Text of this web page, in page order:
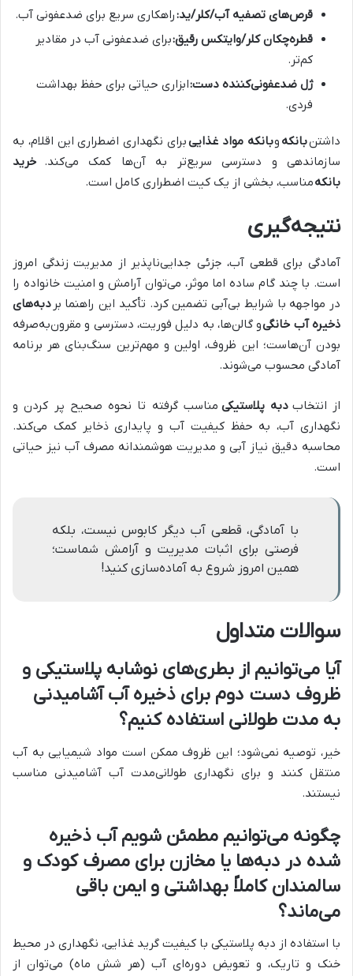
قرص‌های تصفیه آب/کلر/ید:راهکاری سریع برای ضدعفونی آب.
قطره‌چکان کلر/وایتکس رقیق:برای ضدعفونی آب در مقادیر
کم‌تر.
ژل ضدعفونی‌کننده دست:ابزاری حیاتی برای حفظ بهداشت
فردی.
داشتنبانکه وبانکه مواد غذاییبرای نگهداری اضطراری این اقلام، به
سازماندهی و دسترسی سریع‌تر به آن‌ها کمک می‌کند. خرید
بانکهمناسب، بخشی از یک کیت اضطراری کامل است.
نتیجه‌گیری
آمادگی برای قطعی آب، جزئی جدایی‌ناپذیر از مدیریت زندگی امروز
است. با چند گام ساده اما موثر، می‌توان آرامش و امنیت خانواده را
در مواجهه با شرایط بی‌آبی تضمین کرد. تأکید این راهنما بر دبه‌های
ذخیره آب خانگیو گالن‌ها، به دلیل فوریت، دسترسی و مقرون‌به‌صرفه
بودن آن‌هاست؛ این ظروف، اولین و مهم‌ترین سنگ‌بنای هر برنامه
آمادگی محسوب می‌شوند.
از انتخاب دبه پلاستیکی مناسب گرفته تا نحوه صحیح پر کردن و
نگهداری آب، به حفظ کیفیت آب و پایداری ذخایر کمک می‌کند.
محاسبه دقیق نیاز آبی و مدیریت هوشمندانه مصرف آب نیز حیاتی
است.
با آمادگی، قطعی آب دیگر کابوس نیست، بلکه
فرصتی برای اثبات مدیریت و آرامش شماست؛
همین امروز شروع به آماده‌سازی کنید!
سوالات متداول
آیا می‌توانیم از بطری‌های نوشابه پلاستیکی و
ظروف دست دوم برای ذخیره آب آشامیدنی
به مدت طولانی استفاده کنیم؟
خیر، توصیه نمی‌شود؛ این ظروف ممکن است مواد شیمیایی به آب
منتقل کنند و برای نگهداری طولانی‌مدت آب آشامیدنی مناسب
نیستند.
چگونه می‌توانیم مطمئن شویم آب ذخیره
شده در دبه‌ها یا مخازن برای مصرف کودک و
سالمندان کاملاً بهداشتی و ایمن باقی
می‌ماند؟
با استفاده از دبه پلاستیکی با کیفیت گرید غذایی، نگهداری در محیط
خنک و تاریک، و تعویض دوره‌ای آب (هر شش ماه) می‌توان از